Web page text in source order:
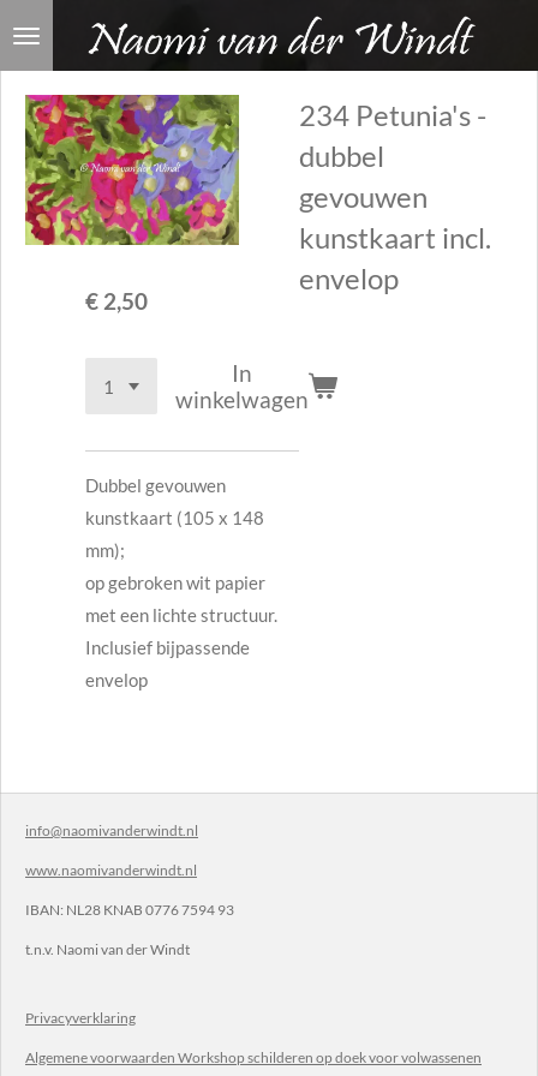
Ga
naar
de
hoofdinhoud
234 Petunia's -
dubbel
gevouwen
kunstkaart incl.
envelop
€ 2,50
In
winkelwagen
Dubbel gevouwen
kunstkaart (105 x 148
mm);
op gebroken wit papier
met een lichte structuur.
Inclusief bijpassende
envelop
info@naomivanderwindt.nl
www.naomivanderwindt.nl
IBAN: NL28 KNAB 0776 7594 93
t.n.v. Naomi van der Windt
Privacyverklaring
Algemene voorwaarden Workshop schilderen op doek voor volwassenen